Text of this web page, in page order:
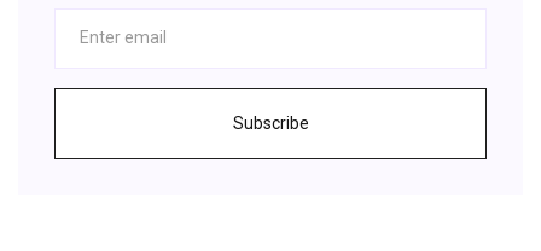
Subscribe